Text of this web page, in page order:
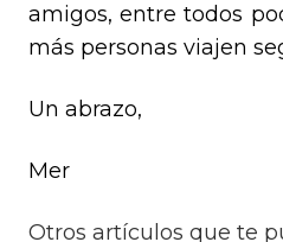
amigos, entre todos
más personas viajen
Un abrazo,
Mer
Otros artículos que te